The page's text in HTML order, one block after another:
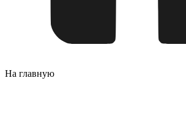
На главную